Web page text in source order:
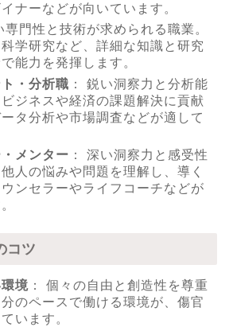
ナーなどが向いています。
専門性と技術が求められる職業。
学研究など、詳細な知識と研究
能力を発揮します。
・分析職 ： 鋭い洞察力と分析能
ジネスや経済の課題解決に貢献
タ分析や市場調査などが適して
メンター ： 深い洞察力と感受性
人の悩みや問題を理解し、導く
ンセラーやライフコーチなどが
コツ
境 ： 個々の自由と創造性を尊重
のペースで働ける環境が、傷官
います。